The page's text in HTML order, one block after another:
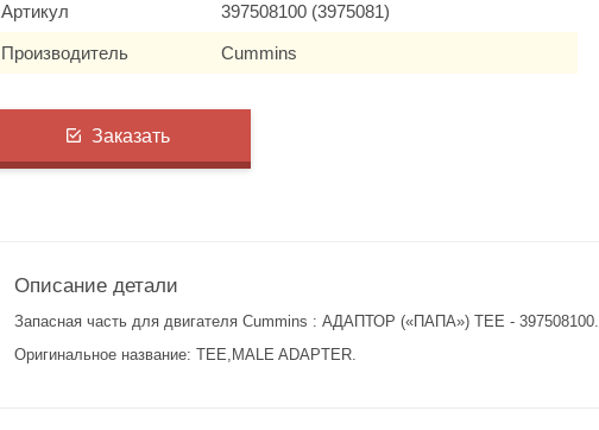
Артикул 397508100 (3975081)
Производитель Cummins
Заказать
Описание детали
Запасная часть для двигателя Cummins : АДАПТОР («ПАПА») TEE - 397508100.
Оригинальное название: TEE,MALE ADAPTER.